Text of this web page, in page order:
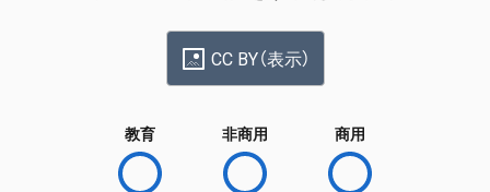
CC BY（表示）
教育 非商用 商用